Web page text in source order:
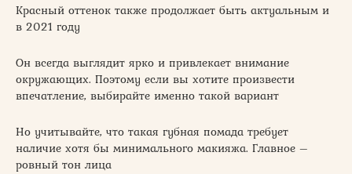
Красный оттенок также продолжает быть актуальным и
в 2021 году
Он всегда выглядит ярко и привлекает внимание
окружающих. Поэтому если вы хотите произвести
впечатление, выбирайте именно такой вариант
Но учитывайте, что такая губная помада требует
наличие хотя бы минимального макияжа. Главное –
ровный тон лица